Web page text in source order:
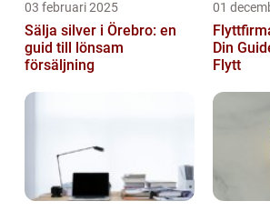
03 februari 2025
Sälja silver i Örebro: en
guid till lönsam
försäljning
01
Din
Flytt